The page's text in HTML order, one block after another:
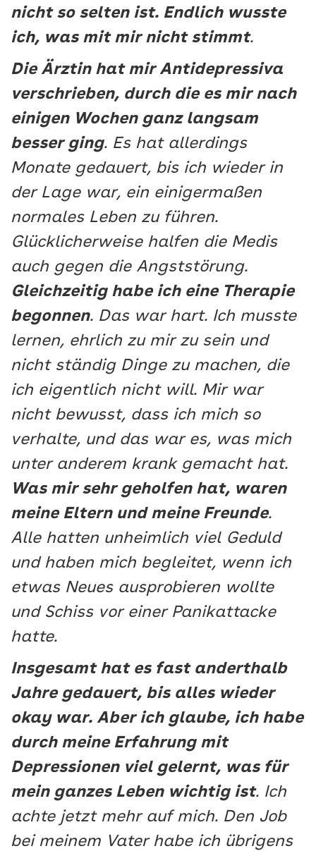
nicht so selten ist. Endlich wusste
ich, was mit mir nicht stimmt.
Die Ärztin hat mir Antidepressiva
verschrieben, durch die es mir nach
einigen Wochen ganz langsam
besser ging. Es hat allerdings
Monate gedauert, bis ich wieder in
der Lage war, ein einigermaßen
normales Leben zu führen.
Glücklicherweise halfen die Medis
auch gegen die Angststörung.
Gleichzeitig habe ich eine Therapie
begonnen. Das war hart. Ich musste
lernen, ehrlich zu mir zu sein und
nicht ständig Dinge zu machen, die
ich eigentlich nicht will. Mir war
nicht bewusst, dass ich mich so
verhalte, und das war es, was mich
unter anderem krank gemacht hat.
Was mir sehr geholfen hat, waren
meine Eltern und meine Freunde.
Alle hatten unheimlich viel Geduld
und haben mich begleitet, wenn ich
etwas Neues ausprobieren wollte
und Schiss vor einer Panikattacke
hatte.
Insgesamt hat es fast anderthalb
Jahre gedauert, bis alles wieder
okay war. Aber ich glaube, ich habe
durch meine Erfahrung mit
Depressionen viel gelernt, was für
mein ganzes Leben wichtig ist. Ich
achte jetzt mehr auf mich. Den Job
bei meinem Vater habe ich übrigens